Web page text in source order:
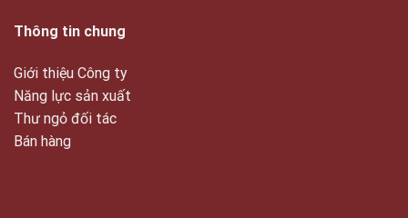
Thông tin chung
Giới thiệu Công ty
Năng lực sản xuất
Thư ngỏ đối tác
Bán hàng